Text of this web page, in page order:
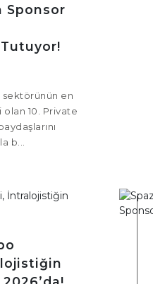
Sponsor
sektörünün en
10. Private
b...